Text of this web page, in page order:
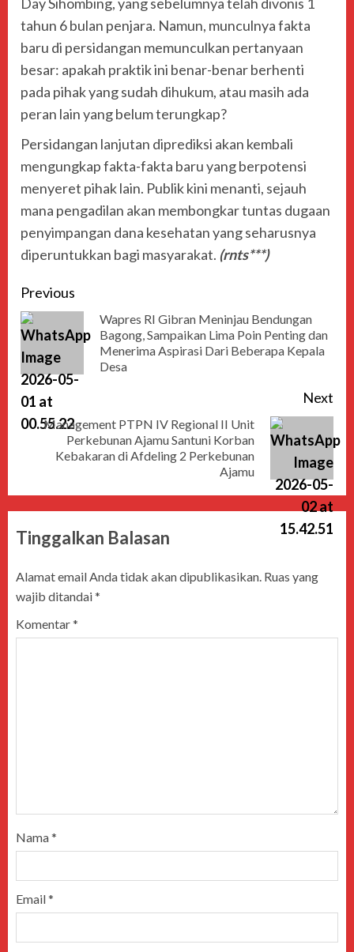
tahun 6 bulan penjara. Namun, munculnya fakta
baru di persidangan memunculkan pertanyaan
besar: apakah praktik ini benar-benar berhenti
pada pihak yang sudah dihukum, atau masih ada
peran lain yang belum terungkap?
Persidangan lanjutan diprediksi akan kembali
mengungkap fakta-fakta baru yang berpotensi
menyeret pihak lain. Publik kini menanti, sejauh
mana pengadilan akan membongkar tuntas dugaan
penyimpangan dana kesehatan yang seharusnya
diperuntukkan bagi masyarakat. (rnts***)
Previous
Wapres RI Gibran Meninjau Bendungan
Bagong, Sampaikan Lima Poin Penting dan
Menerima Aspirasi Dari Beberapa Kepala
Desa
Next
Management PTPN IV Regional II Unit
Perkebunan Ajamu Santuni Korban
Kebakaran di Afdeling 2 Perkebunan
Ajamu
Tinggalkan Balasan
Alamat email Anda tidak akan dipublikasikan. Ruas yang
wajib ditandai*
Komentar*
Nama*
Email*